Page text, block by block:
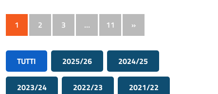
1 2 3 … 11 »
TUTTI 2025/26 2024/25
2023/24 2022/23 2021/22